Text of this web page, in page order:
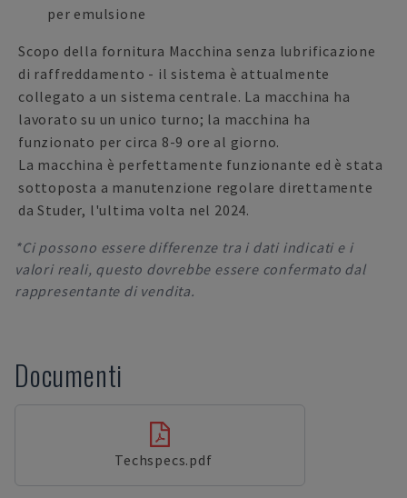
per emulsione
Scopo della fornitura Macchina senza lubrificazione
di raffreddamento - il sistema è attualmente
collegato a un sistema centrale. La macchina ha
lavorato su un unico turno; la macchina ha
funzionato per circa 8-9 ore al giorno.
La macchina è perfettamente funzionante ed è stata
sottoposta a manutenzione regolare direttamente
da Studer, l'ultima volta nel 2024.
*Ci possono essere differenze tra i dati indicati e i
valori reali, questo dovrebbe essere confermato dal
rappresentante di vendita.
Documenti
Techspecs.pdf